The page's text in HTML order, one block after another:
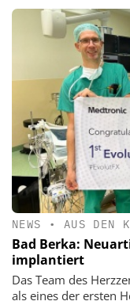
NEWS • AUS DEN
Bad Berka:
implantiert
Das Team des
als eines der ersten